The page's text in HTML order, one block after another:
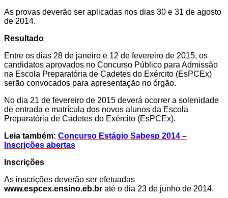
As provas deverão ser aplicadas nos dias 30 e 31 de agosto
de 2014.
Resultado
Entre os dias 28 de janeiro e 12 de fevereiro de 2015, os
candidatos aprovados no Concurso Público para Admissão
na Escola Preparatória de Cadetes do Exército (EsPCEx)
serão convocados para apresentação no órgão.
No dia 21 de fevereiro de 2015 deverá ocorrer a solenidade
de entrada e matrícula dos novos alunos da Escola
Preparatória de Cadetes do Exército (EsPCEx).
Leia também: Concurso Estágio Sabesp 2014 –
Inscrições abertas
Inscrições
As inscrições deverão ser efetuadas
www.espcex.ensino.eb.br até o dia 23 de junho de 2014.